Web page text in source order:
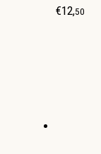
€12,50